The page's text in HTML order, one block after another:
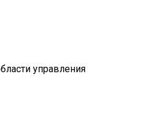
управления